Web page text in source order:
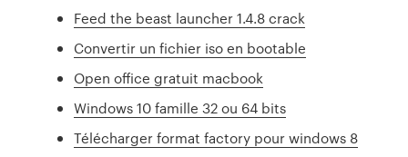
Feed the beast launcher 1.4.8 crack
Convertir un fichier iso en bootable
Open office gratuit macbook
Windows 10 famille 32 ou 64 bits
Télécharger format factory pour windows 8